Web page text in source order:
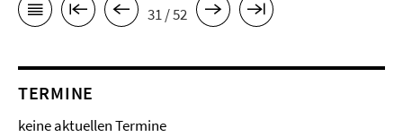
31 / 52
TERMINE
keine aktuellen Termine